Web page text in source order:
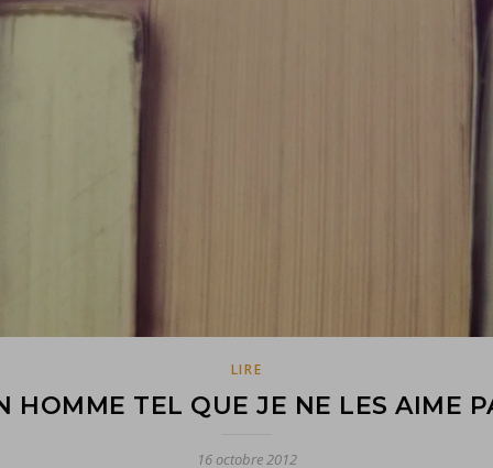
LIRE
HOMME TEL QUE JE NE LES AIME
16 octobre 2012